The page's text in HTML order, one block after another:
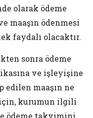
olarak ödeme
maaşın ödenmesi
faydalı olacaktır.
sonra ödeme
ve işleyişine
edilen maaşın ne
için, kurumun ilgili
ödeme takvimini